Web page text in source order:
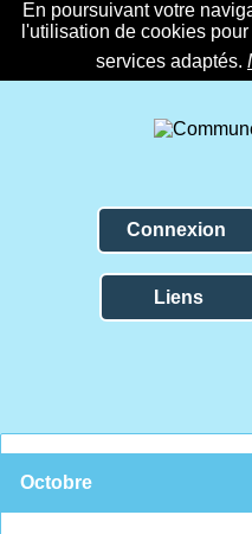
En poursuivant votre
l'utilisation de cookies
services adaptés.
Connexion
Liens
Octobre